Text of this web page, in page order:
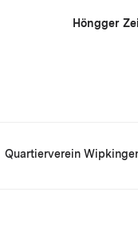
Höngger
Quartierverein